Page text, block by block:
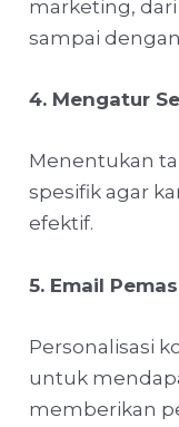
marketing,
sampai
4. Mengatur
Menentukan
spesifik agar
efektif.
5. Email
Personalisasi
untuk
memberikan